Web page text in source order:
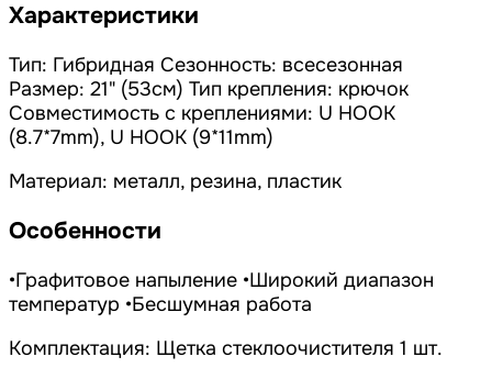
Характеристики
Тип: Гибридная Сезонность: всесезонная
Размер: 21" (53см) Тип крепления: крючок
Совместимость с креплениями: U HOOK
(8.7*7mm), U HOOK (9*11mm)
Материал: металл, резина, пластик
Особенности
•Графитовое напыление •Широкий диапазон
температур •Бесшумная работа
Комплектация: Щетка стеклоочистителя 1 шт.